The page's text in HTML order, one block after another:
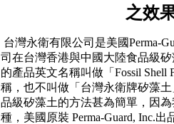
之效
台灣永衛有限公司是美國Perma-
司在台灣香港與中國大陸食品級
的產品英文名稱叫做「Fossil Shell
稱，也不叫做「台灣永衛牌矽藻
品級矽藻土的方法甚為簡單，因
種，美國原裝 Perma-Guard, Inc.